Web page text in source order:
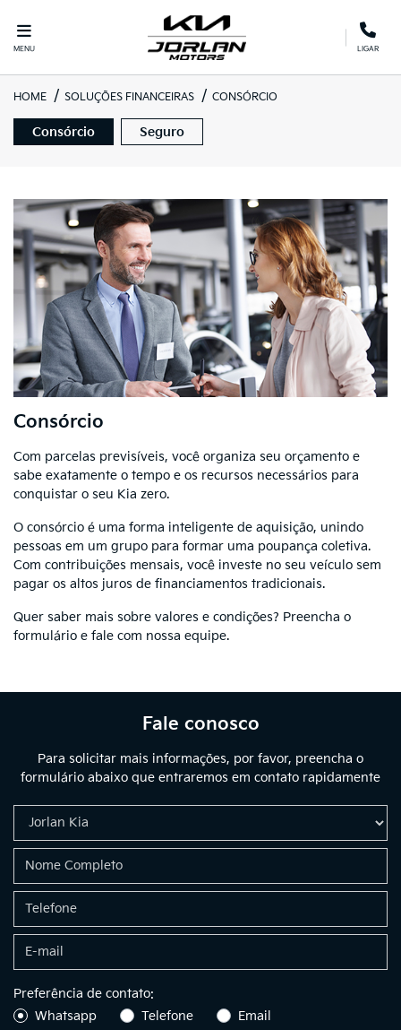
MENU LIGAR
HOME SOLUÇÕES FINANCEIRAS CONSÓRCIO
Consórcio Seguro
Consórcio
Com parcelas previsíveis, você organiza seu orçamento e
sabe exatamente o tempo e os recursos necessários para
conquistar o seu Kia zero.
O consórcio é uma forma inteligente de aquisição, unindo
pessoas em um grupo para formar uma poupança coletiva.
Com contribuições mensais, você investe no seu veículo sem
pagar os altos juros de financiamentos tradicionais.
Quer saber mais sobre valores e condições? Preencha o
formulário e fale com nossa equipe.
Fale conosco
Para solicitar mais informações, por favor, preencha o
formulário abaixo que entraremos em contato rapidamente
Preferência de contato:
Whatsapp
Telefone Email